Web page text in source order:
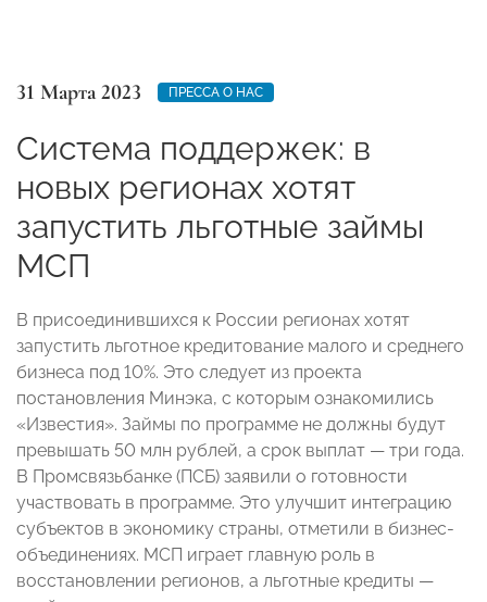
31 Марта 2023 ПРЕССА О НАС
Система поддержек: в
новых регионах хотят
запустить льготные займы
МСП
В присоединившихся к России регионах хотят
запустить льготное кредитование малого и среднего
бизнеса под 10%. Это следует из проекта
постановления Минэка, с которым ознакомились
«Известия». Займы по программе не должны будут
превышать 50 млн рублей, а срок выплат — три года.
В Промсвязьбанке (ПСБ) заявили о готовности
участвовать в программе. Это улучшит интеграцию
субъектов в экономику страны, отметили в бизнес-
объединениях. МСП играет главную роль в
восстановлении регионов, а льготные кредиты —